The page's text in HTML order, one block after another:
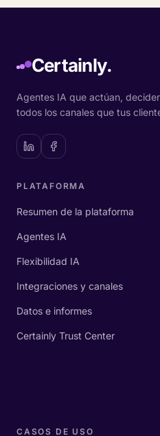
Certainly.
Agentes IA que actúan,
todos los canales que tus
PLATAFORMA
Resumen de la plataforma
Agentes IA
Flexibilidad IA
Integraciones y canales
Datos e informes
Certainly Trust Center
CASOS DE USO